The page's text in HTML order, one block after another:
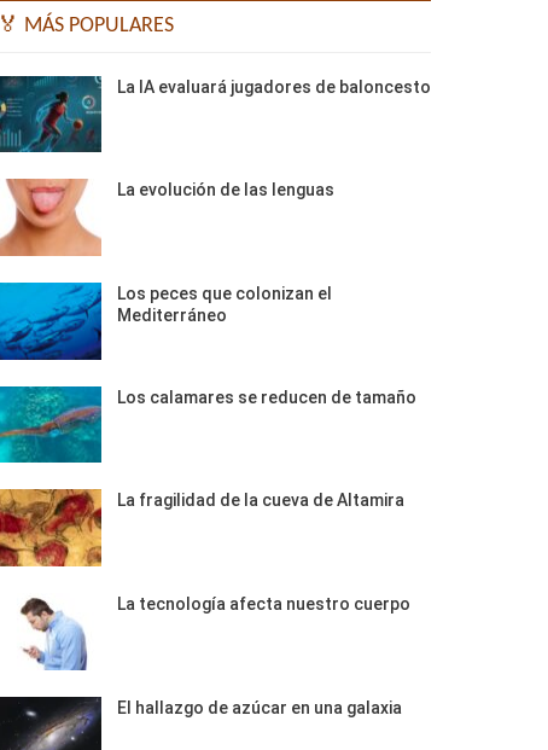
🏅 MÁS POPULARES
La IA evaluará jugadores de baloncesto
La evolución de las lenguas
Los peces que colonizan el
Mediterráneo
Los calamares se reducen de tamaño
La fragilidad de la cueva de Altamira
La tecnología afecta nuestro cuerpo
El hallazgo de azúcar en una galaxia